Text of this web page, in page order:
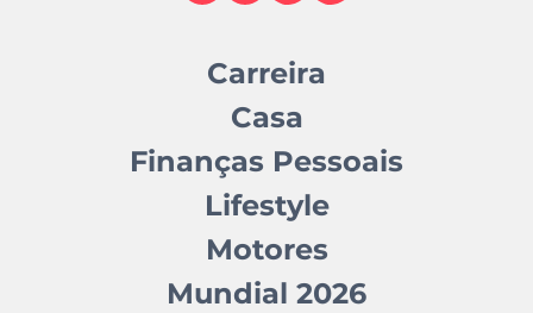
Carreira
Casa
Finanças Pessoais
Lifestyle
Motores
Mundial 2026